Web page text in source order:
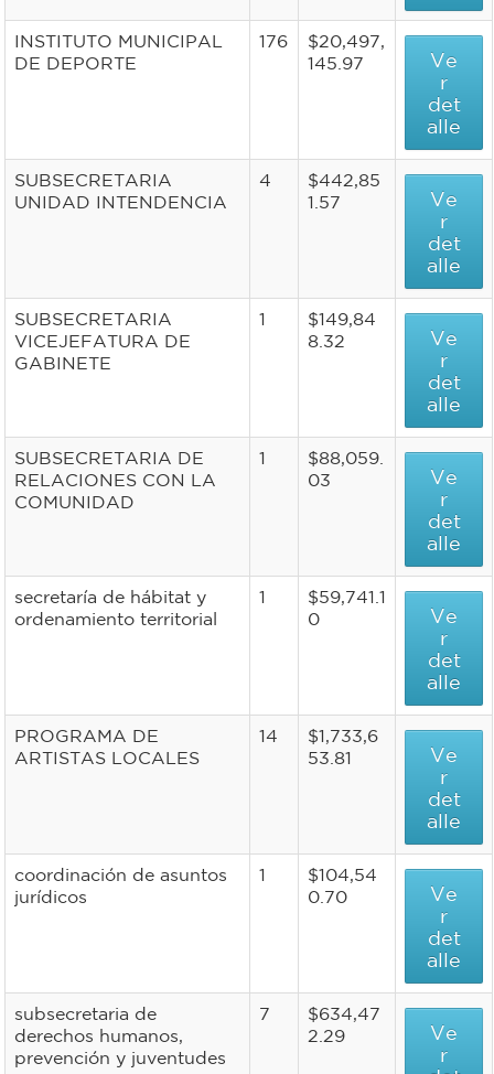
INSTITUTO MUNICIPAL
DE DEPORTE
176
$20,497,
145.97
Ve
r
det
alle
SUBSECRETARIA
UNIDAD INTENDENCIA
4
$442,85
1.57
Ve
r
det
alle
SUBSECRETARIA
VICEJEFATURA DE
GABINETE
1
$149,84
8.32
Ve
r
det
alle
SUBSECRETARIA DE
RELACIONES CON LA
COMUNIDAD
1
$88,059.
03
Ve
r
det
alle
secretaría de hábitat y
ordenamiento territorial
1
$59,741.1
0
Ve
r
det
alle
PROGRAMA DE
ARTISTAS LOCALES
14
$1,733,6
53.81
Ve
r
det
alle
coordinación de asuntos
jurídicos
1
$104,54
0.70
Ve
r
det
alle
subsecretaria de
derechos humanos,
prevención y juventudes
7
$634,47
2.29
Ve
r